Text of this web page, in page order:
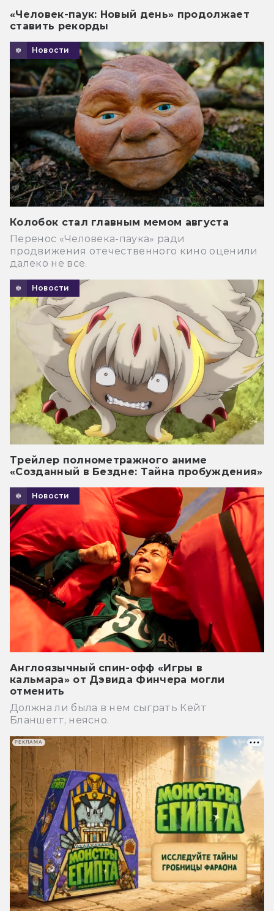
«Человек-паук: Новый день» продолжает
ставить рекорды
Новости
Колобок стал главным мемом августа
Перенос «Человека-паука» ради
продвижения отечественного кино оценили
далеко не все.
Новости
Трейлер полнометражного аниме
«Созданный в Бездне: Тайна пробуждения»
Новости
Англоязычный спин-офф «Игры в
кальмара» от Дэвида Финчера могли
отменить
Должна ли была в нем сыграть Кейт
Бланшетт, неясно.
РЕКЛАМА